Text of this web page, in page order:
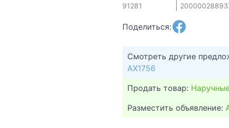
91281
Поделиться:
Смотреть другие
AX1756
Продать товар:
Разместить объявление: